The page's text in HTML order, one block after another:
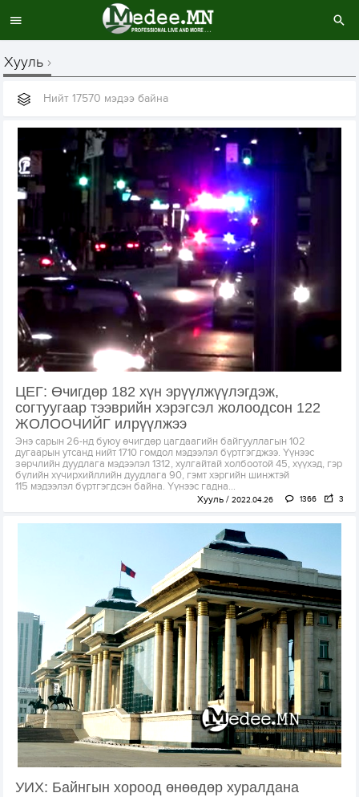
Хууль
Нийт 17570 мэдээ байна
ЦЕГ: Өчигдөр 182 хүн эрүүлжүүлэгдэж,
согтуугаар тээврийн хэрэгсэл жолоодсон 122
ЖОЛООЧИЙГ илрүүлжээ
Энэ сарын 26-нд буюу өчигдөр цагдаагийн байгууллагын 102
дугаарын утсанд нийт 1710 гомдол мэдээлэл бүртгэгджээ. Үүнээс
зөрчлийн дуудлага мэдээлэл 1312, хулгайтай холбоотой 45, хүүхэд, гэр
бүлийн хүчирхийллийн дуудлага 90, гэмт хэргийн шинжтэй
115 мэдээлэл бүртгэгдсэн байна. Үүнээс гадна...
Хууль 2022.04.26 1366 3
УИХ: Байнгын хороод өнөөдөр хуралдана